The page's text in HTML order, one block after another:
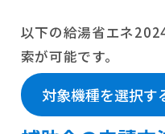
以下の給湯省エネ
索が可能です。
対象機種を選